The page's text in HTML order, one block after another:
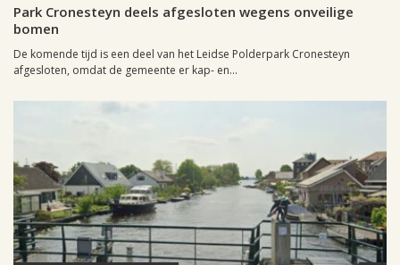
Park Cronesteyn deels afgesloten wegens onveilige
bomen
De komende tijd is een deel van het Leidse Polderpark Cronesteyn
afgesloten, omdat de gemeente er kap- en...